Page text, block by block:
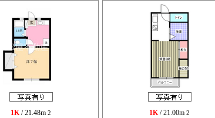
1K/ 21.48m 2 1K/ 21.00m 2